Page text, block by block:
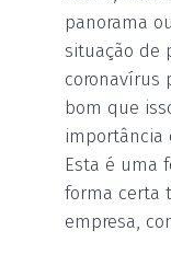
panorama
situação de
coronavírus
bom que
importância
Esta é uma
forma certa
empresa,